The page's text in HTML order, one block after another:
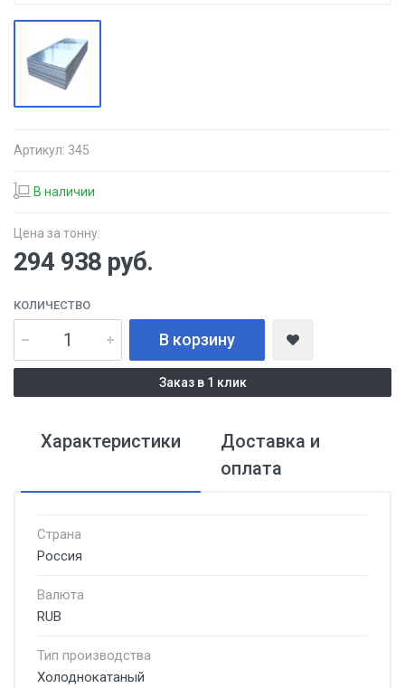
Артикул: 345
В наличии
Цена за тонну:
294 938 руб.
КОЛИЧЕСТВО
В корзину
Заказ в 1 клик
Характеристики
Доставка и
оплата
Страна
Россия
Валюта
RUB
Тип производства
Холоднокатаный